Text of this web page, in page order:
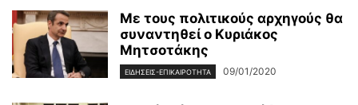
Με τους πολιτικούς αρχηγούς θα
συναντηθεί ο Κυριάκος
Μητσοτάκης
ΕΙΔΉΣΕΙΣ-ΕΠΙΚΑΙΡΌΤΗΤΑ 09/01/2020